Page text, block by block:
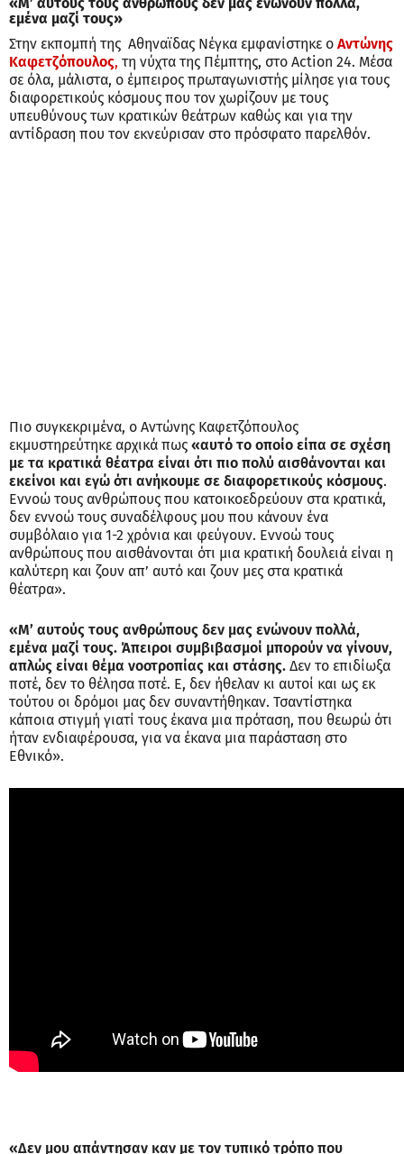
εμένα μαζί τους»
Στην εκπομπή της Αθηναϊδας Νέγκα εμφανίστηκε ο Αντώνης
Καφετζόπουλος, τη νύχτα της Πέμπτης, στο Action 24. Μέσα
σε όλα, μάλιστα, ο έμπειρος πρωταγωνιστής μίλησε για τους
διαφορετικούς κόσμους που τον χωρίζουν με τους
υπευθύνους των κρατικών θεάτρων καθώς και για την
αντίδραση που τον εκνεύρισαν στο πρόσφατο παρελθόν.
Πιο συγκεκριμένα, ο Αντώνης Καφετζόπουλος
εκμυστηρεύτηκε αρχικά πως «αυτό το οποίο είπα σε σχέση
με τα κρατικά θέατρα είναι ότι πιο πολύ αισθάνονται και
εκείνοι και εγώ ότι ανήκουμε σε διαφορετικούς κόσμους.
Εννοώ τους ανθρώπους που κατοικοεδρεύουν στα κρατικά,
δεν εννοώ τους συναδέλφους μου που κάνουν ένα
συμβόλαιο για 1-2 χρόνια και φεύγουν. Εννοώ τους
ανθρώπους που αισθάνονται ότι μια κρατική δουλειά είναι η
καλύτερη και ζουν απ’ αυτό και ζουν μες στα κρατικά
θέατρα».
«Μ’ αυτούς τους ανθρώπους δεν μας ενώνουν πολλά,
εμένα μαζί τους. Άπειροι συμβιβασμοί μπορούν να γίνουν,
απλώς είναι θέμα νοοτροπίας και στάσης. Δεν το επιδίωξα
ποτέ, δεν το θέλησα ποτέ. Ε, δεν ήθελαν κι αυτοί και ως εκ
τούτου οι δρόμοι μας δεν συναντήθηκαν. Τσαντίστηκα
κάποια στιγμή γιατί τους έκανα μια πρόταση, που θεωρώ ότι
ήταν ενδιαφέρουσα, για να έκανα μια παράσταση στο
Εθνικό».
«Δεν μου απάντησαν καν με τον τυπικό τρόπο που